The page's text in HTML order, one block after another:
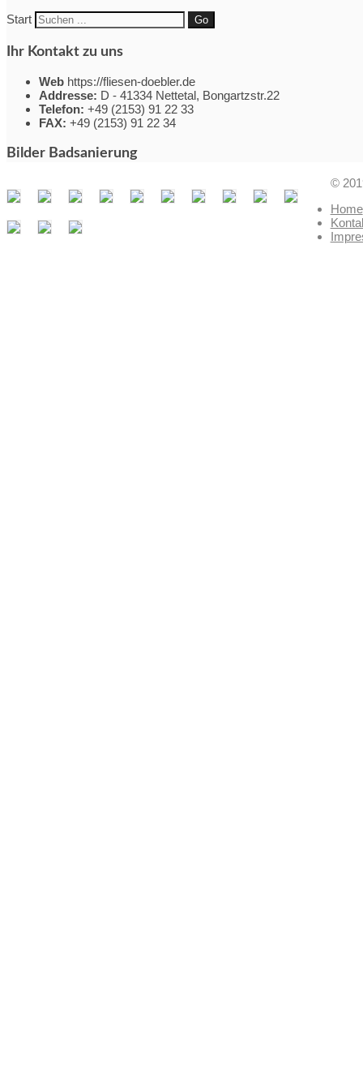
Start Go
Ihr Kontakt zu uns
Web https://fliesen-doebler.de
Addresse: D - 41334 Nettetal, Bongartzstr.22
Telefon: +49 (2153) 91 22 33
FAX: +49 (2153) 91 22 34
Bilder Badsanierung
©
Home